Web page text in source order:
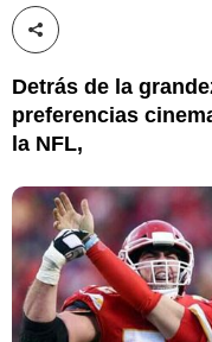
Compartir esta noticia
Detrás de la
preferencias
la NFL,